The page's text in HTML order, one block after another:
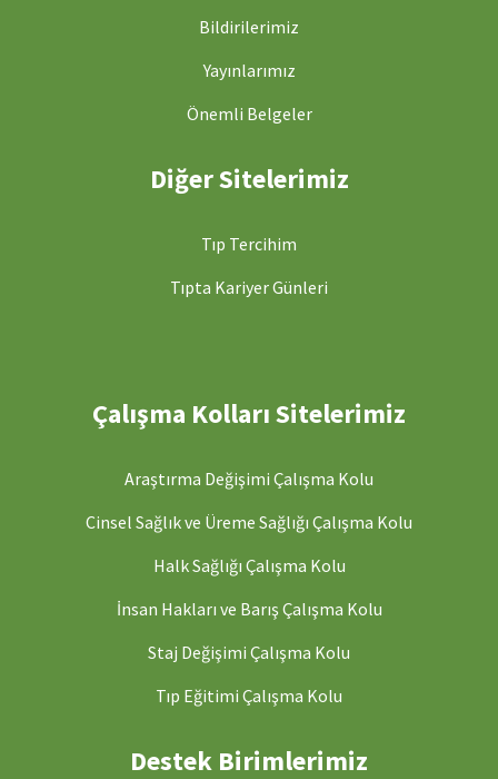
Bildirilerimiz
Yayınlarımız
Önemli Belgeler
Diğer Sitelerimiz
Tıp Tercihim
Tıpta Kariyer Günleri
Çalışma Kolları Sitelerimiz
Araştırma Değişimi Çalışma Kolu
Cinsel Sağlık ve Üreme Sağlığı Çalışma Kolu
Halk Sağlığı Çalışma Kolu
İnsan Hakları ve Barış Çalışma Kolu
Staj Değişimi Çalışma Kolu
Tıp Eğitimi Çalışma Kolu
Destek Birimlerimiz